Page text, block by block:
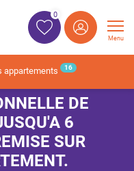
0
Menu
appartements 16
DE
6
SUR